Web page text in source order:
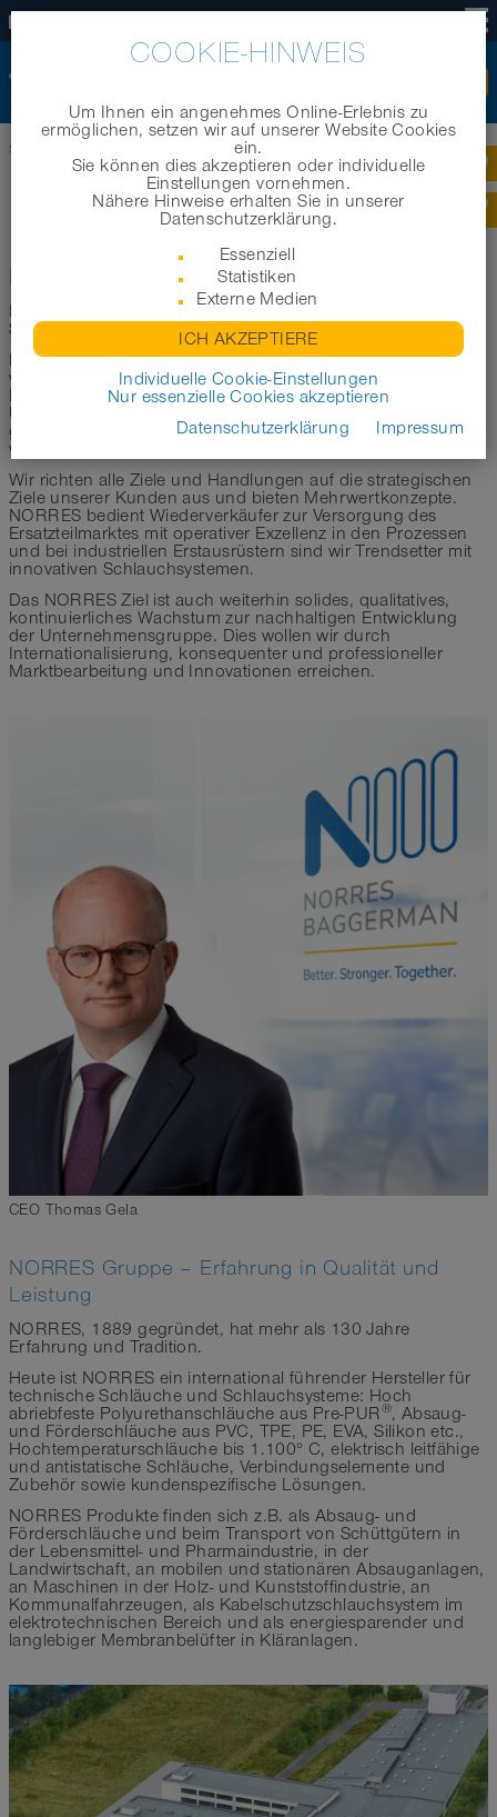
Startseite
NORRES – ÜBER UNS
NORRES im Überblick
NORRES entwickelt, produziert und vertreibt weltweit
Schläuche und flexible Schlauchsystemlösungen.
Mit rund 400 Mitarbeitern und weltweiten Standorten wollen
wir national und international führend in unserem
Kerngeschäft sein. Auch zukünftig wird die
Unternehmensgruppe kräftig wachsen – als professionell
gemanagter Mittelstandskonzern mit Markenprodukten sind
wir solide aufgestellt.
Wir richten alle Ziele und Handlungen auf die strategischen
Ziele unserer Kunden aus und bieten Mehrwertkonzepte.
NORRES bedient Wiederverkäufer zur Versorgung des
Ersatzteilmarktes mit operativer Exzellenz in den Prozessen
und bei industriellen Erstausrüstern sind wir Trendsetter mit
innovativen Schlauchsystemen.
Das NORRES Ziel ist auch weiterhin solides, qualitatives,
kontinuierliches Wachstum zur nachhaltigen Entwicklung
der Unternehmensgruppe. Dies wollen wir durch
Internationalisierung, konsequenter und professioneller
Marktbearbeitung und Innovationen erreichen.
CEO Thomas Gela
NORRES Gruppe – Erfahrung in Qualität und
Leistung
NORRES, 1889 gegründet, hat mehr als 130 Jahre
Erfahrung und Tradition.
Heute ist NORRES ein international führender Hersteller für
technische Schläuche und Schlauchsysteme: Hoch
abriebfeste Polyurethanschläuche aus Pre-PUR®, Absaug-
und Förderschläuche aus PVC, TPE, PE, EVA, Silikon etc.,
Hochtemperaturschläuche bis 1.100° C, elektrisch leitfähige
und antistatische Schläuche, Verbindungselemente und
Zubehör sowie kundenspezifische Lösungen.
NORRES Produkte finden sich z.B. als Absaug- und
Förderschläuche und beim Transport von Schüttgütern in
der Lebensmittel- und Pharmaindustrie, in der
Landwirtschaft, an mobilen und stationären Absauganlagen,
an Maschinen in der Holz- und Kunststoffindustrie, an
Kommunalfahrzeugen, als Kabelschutzschlauchsystem im
elektrotechnischen Bereich und als energiesparender und
langlebiger Membranbelüfter in Kläranlagen.
COOKIE-HINWEIS
Um Ihnen ein angenehmes Online-Erlebnis zu
ermöglichen, setzen wir auf unserer Website Cookies
ein.
Sie können dies akzeptieren oder individuelle
Einstellungen vornehmen.
Nähere Hinweise erhalten Sie in unserer
Datenschutzerklärung.
Essenziell
Statistiken
Externe Medien
ICH AKZEPTIERE
Individuelle Cookie-Einstellungen
Nur essenzielle Cookies akzeptieren
Datenschutzerklärung
Impressum